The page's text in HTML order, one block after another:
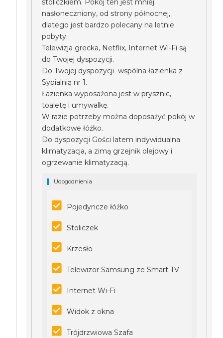
stoliczkiem. Pokój ten jest mniej
nasłoneczniony, od strony północnej,
dlatego jest bardzo polecany na letnie
pobyty.
Telewizja grecka, Netflix, Internet Wi-Fi są
do Twojej dyspozycji.
Do Twojej dyspozycji wspólna łazienka z
Sypialnią nr 1.
Łazienka wyposażona jest w prysznic,
toaletę i umywalkę.
W razie potrzeby można doposażyć pokój w
dodatkowe łóżko.
Do dyspozycji Gości latem indywidualna
klimatyzacja, a zimą grzejnik olejowy i
ogrzewanie klimatyzacją.
Udogodnienia
Pojedyncze łóżko
Stoliczek
Krzesło
Telewizor Samsung ze Smart TV
Internet Wi-Fi
Widok z okna
Trójdrzwiowa Szafa